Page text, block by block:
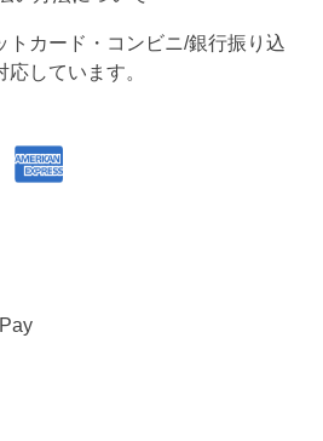
トカード・コンビニ/銀行振り込
しています。